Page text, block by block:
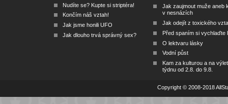
Nudíte se? Kupte si striptéra!
Končím náš vztah!
Jak jsme honili UFO
Jak dlouho trvá správný sex?
Jak zaujmout muže aneb
v nesnázích
Jak odejít z toxického
Před spaním si vychlaďte
O lektvaru lásky
Vodní půst
Kam za kulturou a na
týdnu od 2.8. do 9.8.
Copyright © 2008-2018